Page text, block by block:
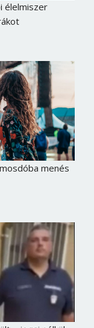
élelmiszer
menés